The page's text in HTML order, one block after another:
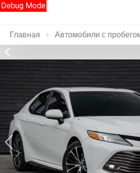
Debug Mode
Главная Автомобили с